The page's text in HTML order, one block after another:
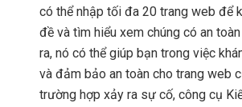
có thể nhập tối đa 20 trang web để
đề và tìm hiểu xem chúng có an
ra, nó có thể giúp bạn trong việc
và đảm bảo an toàn cho trang web
trường hợp xảy ra sự cố, công cụ